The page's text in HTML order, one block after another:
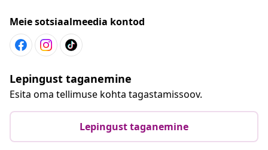
Meie sotsiaalmeedia kontod
Lepingust taganemine
Esita oma tellimuse kohta tagastamissoov.
Lepingust taganemine